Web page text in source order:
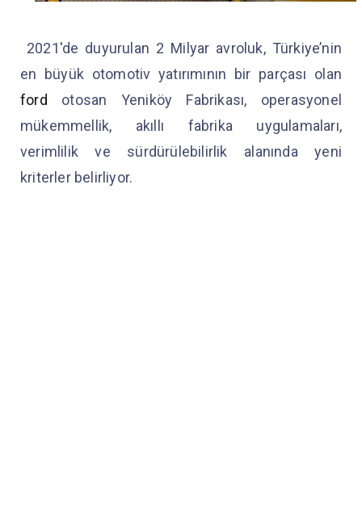
2021'de duyurulan 2 Milyar avroluk, Türkiye’nin
en büyük otomotiv yatırımının bir parçası olan
ford otosan Yeniköy Fabrikası, operasyonel
mükemmellik, akıllı fabrika uygulamaları,
verimlilik ve sürdürülebilirlik alanında yeni
kriterler belirliyor.